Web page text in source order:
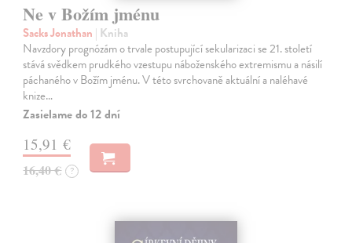
Ne v Božím jménu
Sacks Jonathan | Kniha
Navzdory prognózám o trvale postupující sekularizaci se 21. století
stává svědkem prudkého vzestupu náboženského extremismu a násilí
páchaného v Božím jménu. V této svrchovaně aktuální a naléhavé
knize…
Zasielame do 12 dní
15,91 €
16,40 € ?